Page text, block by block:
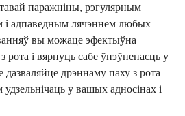
паражніны, рэгулярным
і адпаведным лячэннем любых
вы можаце эфектыўна
рота і вярнуць сабе ўпэўненасць у
дрэннаму паху з рота
у вашых адносінах і